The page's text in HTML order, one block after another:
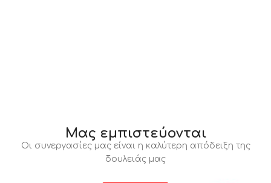
Μας εμπιστεύονται
Οι συνεργασίες μας είναι η καλύτερη απόδειξη της
δουλειάς μας